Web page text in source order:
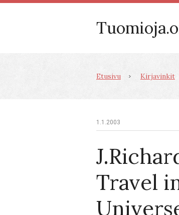
Etusivu Kirjavinkit
1.1.2003
Travel